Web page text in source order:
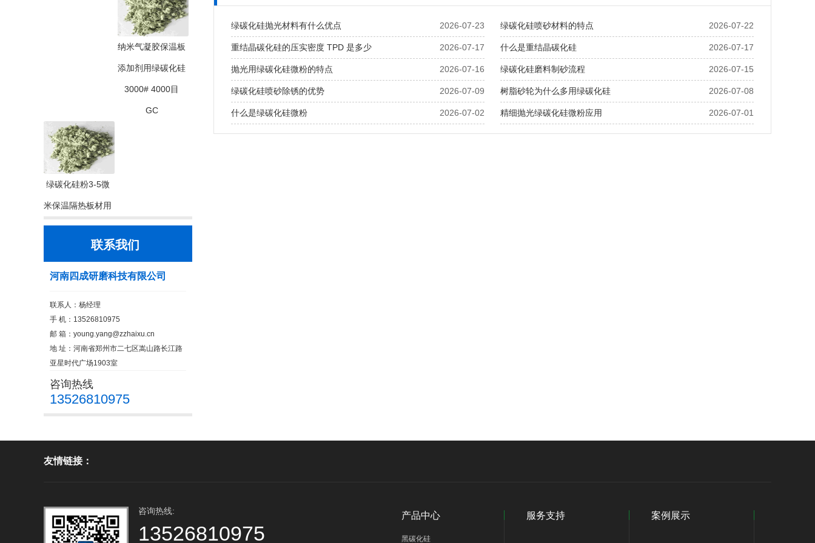
纳米气凝胶保温板
添加剂用绿碳化硅
3000# 4000目
GC
绿碳化硅粉3-5微
米保温隔热板材用
联系我们
河南四成研磨科技有限公司
联系人：杨经理
手 机：13526810975
邮 箱： young.yang@zzhaixu.cn
地 址：河南省郑州市二七区嵩山路长江路
亚星时代广场1903室
咨询热线
13526810975
2026-07-23
绿碳化硅抛光材料有什么优点 2026-07-22
绿碳化硅喷砂材料的特点
2026-07-17
重结晶碳化硅的压实密度 TPD 是多少 2026-07-17
什么是重结晶碳化硅
2026-07-16
抛光用绿碳化硅微粉的特点 2026-07-15
绿碳化硅磨料制砂流程
2026-07-09
绿碳化硅喷砂除锈的优势 2026-07-08
树脂砂轮为什么多用绿碳化硅
2026-07-02
什么是绿碳化硅微粉 2026-07-01
精细抛光绿碳化硅微粉应用
友情链接：
咨询热线:
13526810975
产品中心
黑碳化硅
服务支持 案例展示